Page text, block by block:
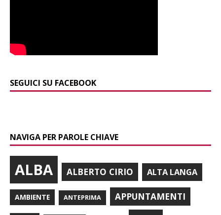
SEGUICI SU FACEBOOK
NAVIGA PER PAROLE CHIAVE
ALBA ALBERTO CIRIO ALTA LANGA
AMBIENTE ANTEPRIMA APPUNTAMENTI